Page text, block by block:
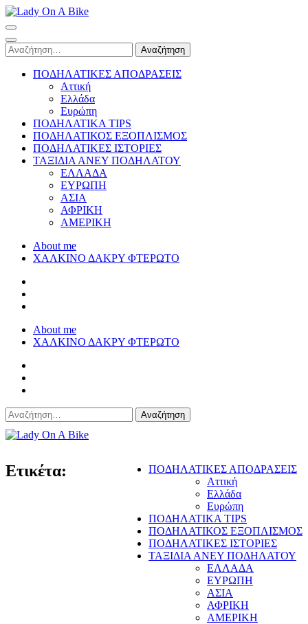
Skip
to
content
(Press
Enter)
Αναζήτηση
για:
ΠΟΔΗΛΑΤΙΚΕΣ ΑΠΟΔΡΑΣΕΙΣ
Αττική
Ελλάδα
Ευρώπη
ΠΟΔΗΛΑΤΙΚΑ TIPS
ΠΟΔΗΛΑΤΙΚΟΣ ΕΞΟΠΛΙΣΜΟΣ
ΠΟΔΗΛΑΤΙΚΕΣ ΙΣΤΟΡΙΕΣ
ΤΑΞΙΔΙΑ ΑΝΕΥ ΠΟΔΗΛΑΤΟΥ
ΕΛΛΑΔΑ
ΕΥΡΩΠΗ
ΑΣΙΑ
ΑΦΡΙΚΗ
ΑΜΕΡΙΚΗ
About me
ΧΑΛΚΙΝΟ ΔΑΚΡΥ ΦΤΕΡΩΤΟ
About me
ΧΑΛΚΙΝΟ ΔΑΚΡΥ ΦΤΕΡΩΤΟ
Αναζήτηση
για:
ΠΟΔΗΛΑΤΙΚΕΣ ΑΠΟΔΡΑΣΕΙΣ
Αττική
Ελλάδα
Ευρώπη
ΠΟΔΗΛΑΤΙΚΑ TIPS
ΠΟΔΗΛΑΤΙΚΟΣ ΕΞΟΠΛΙΣΜΟΣ
ΠΟΔΗΛΑΤΙΚΕΣ ΙΣΤΟΡΙΕΣ
ΤΑΞΙΔΙΑ ΑΝΕΥ ΠΟΔΗΛΑΤΟΥ
ΕΛΛΑΔΑ
ΕΥΡΩΠΗ
ΑΣΙΑ
ΑΦΡΙΚΗ
ΑΜΕΡΙΚΗ
Ετικέτα: